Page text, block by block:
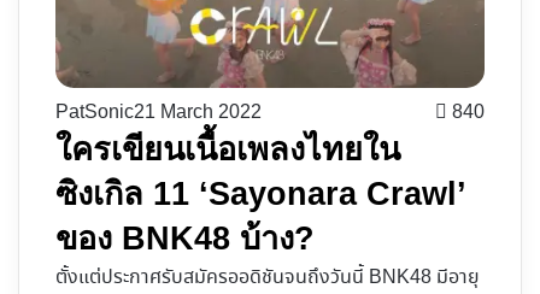
PatSonic21 March 2022 840
ใครเขียนเนื้อเพลงไทยใน
ซิงเกิล 11 ‘Sayonara Crawl’
ของ BNK48 บ้าง?
ตั้งแต่ประกาศรับสมัครออดิชันจนถึงวันนี้ BNK48 มีอายุ